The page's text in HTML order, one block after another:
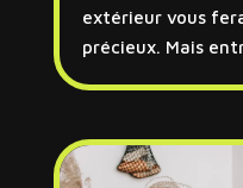
extérieur vous
précieux. Mais